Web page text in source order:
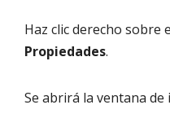
Haz clic derecho sobre
Propiedades.
Se abrirá la ventana